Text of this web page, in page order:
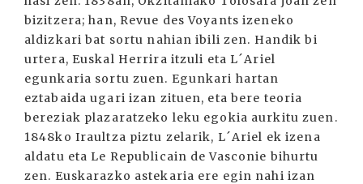
bizitzera; han, Revue des Voyants izeneko
aldizkari bat sortu nahian ibili zen. Handik bi
urtera, Euskal Herrira itzuli eta L´Ariel
egunkaria sortu zuen. Egunkari hartan
eztabaida ugari izan zituen, eta bere teoria
bereziak plazaratzeko leku egokia aurkitu zuen.
1848ko Iraultza piztu zelarik, L´Ariel ek izena
aldatu eta Le Republicain de Vasconie bihurtu
zen. Euskarazko astekaria ere egin nahi izan